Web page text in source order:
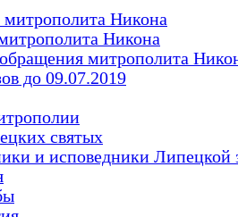
Никона
Никона
митрополита
до 09.07.2019
святых
и исповедники Липецкой